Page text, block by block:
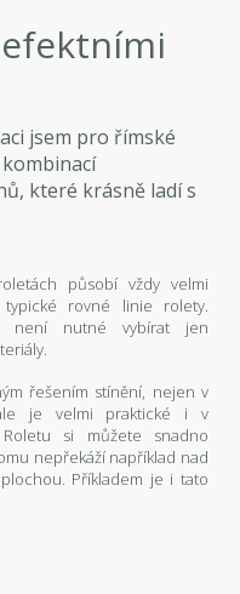
jsem pro římské
které krásně ladí s
působí vždy velmi
rovné linie rolety.
není nutné vybírat jen
řešením stínění, nejen v
je velmi praktické i v
si můžete snadno
nepřekáží například nad
Příkladem je i tato